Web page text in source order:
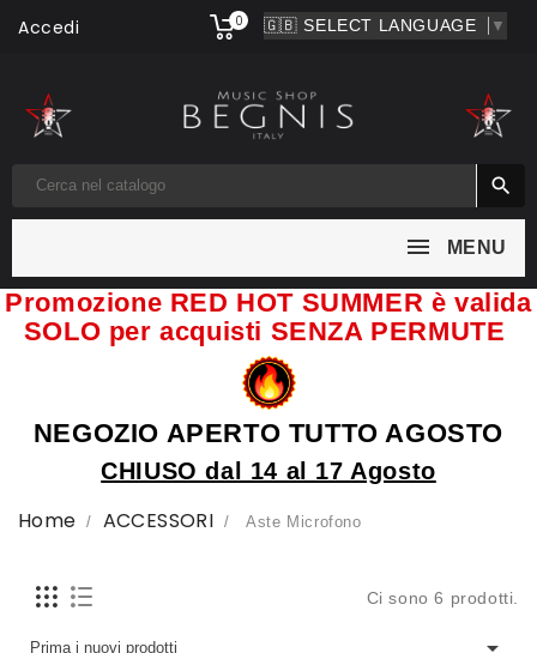
▼
Accedi 0

MENU
Promozione RED HOT SUMMER è valida
SOLO per acquisti SENZA PERMUTE
NEGOZIO APERTO TUTTO AGOSTO
CHIUSO dal 14 al 17 Agosto
Home ACCESSORI Aste Microfono
Ci sono 6 prodotti.
Prima i nuovi prodotti